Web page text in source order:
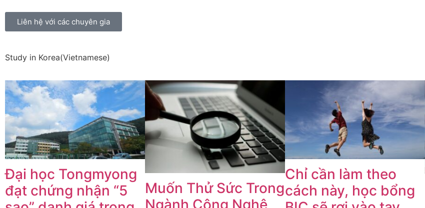
Liên hệ với các chuyên gia
Study in Korea(Vietnamese)
Đại học Tongmyong
đạt chứng nhận “5
Muốn Thử Sức Trong
Ngành Công Nghệ
Chỉ cần làm theo
cách này, học bổng